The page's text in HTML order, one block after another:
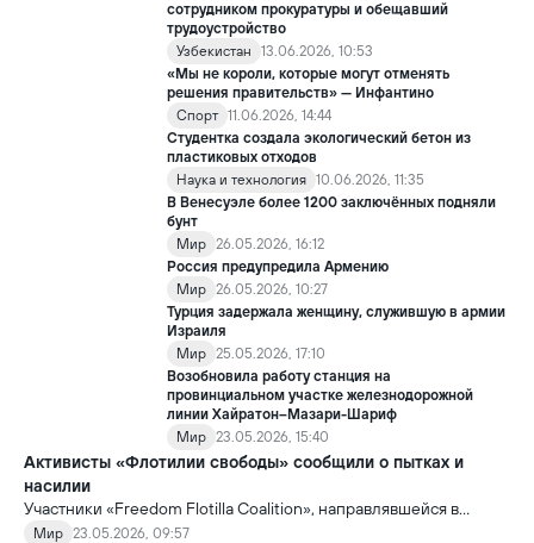
сотрудником прокуратуры и обещавший
трудоустройство
Узбекистан
13.06.2026, 10:53
«Мы не короли, которые могут отменять
решения правительств» — Инфантино
Спорт 11.06.2026, 14:44
Студентка создала экологический бетон из
пластиковых отходов
Наука и технология 10.06.2026, 11:35
В Венесуэле более 1200 заключённых подняли
бунт
Мир 26.05.2026, 16:12
Россия предупредила Армению
Мир 26.05.2026, 10:27
Турция задержала женщину, служившую в армии
Израиля
Мир 25.05.2026, 17:10
Возобновила работу станция на
провинциальном участке железнодорожной
линии Хайратон–Мазари-Шариф
Мир 23.05.2026, 15:40
Активисты «Флотилии свободы» сообщили о пытках и
насилии
Участники «Freedom Flotilla Coalition», направлявшейся в
сектор Газа с гуманитарной помощью, заявили, что после
Мир 23.05.2026, 09:57